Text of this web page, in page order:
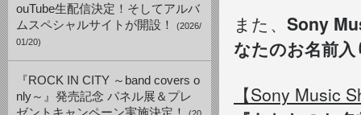
ouTube生配信決定！そしてアルバ
ムスペシャルサイトが開設！
(2026/
01/20)
『ROCK IN CITY ～band covers o
nly～』発売記念 パネル展＆プレ
また、 Sony
なたのお名前
【Sony Music